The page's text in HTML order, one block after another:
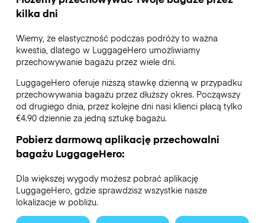
kilka dni
Wiemy, że elastyczność podczas podróży to ważna
kwestia, dlatego w LuggageHero umożliwiamy
przechowywanie bagażu przez wiele dni.
LuggageHero oferuje niższą stawkę dzienną w przypadku
przechowywania bagażu przez dłuższy okres. Począwszy
od drugiego dnia, przez kolejne dni nasi klienci płacą tylko
€4.90 dziennie za jedną sztukę bagażu.
Pobierz darmową aplikację przechowalni
bagażu LuggageHero:
Dla większej wygody możesz pobrać aplikację
LuggageHero, gdzie sprawdzisz wszystkie nasze
lokalizacje w pobliżu.